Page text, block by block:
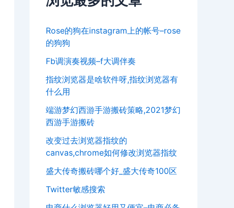
Rose的狗在instagram上的帐号–rose
的狗狗
Fb调演奏视频–f大调伴奏
指纹浏览器是啥软件呀,指纹浏览器有
什么用
端游梦幻西游手游搬砖策略,2021梦幻
西游手游搬砖
改变过去浏览器指纹的
canvas,chrome如何修改浏览器指纹
盛大传奇搬砖哪个好_盛大传奇100区
Twitter敏感搜索